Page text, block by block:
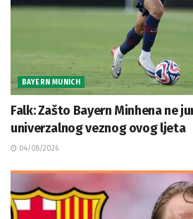
BAYERN MUNICH
Falk: Zašto Bayern Minhena ne
univerzalnog veznog ovog ljeta
04/08/2026